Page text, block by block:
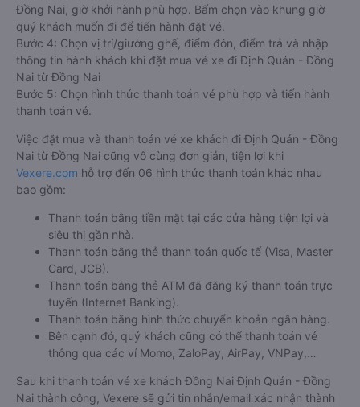
Đồng Nai, giờ khởi hành phù hợp. Bấm chọn vào khung giờ
quý khách muốn đi để tiến hành đặt vé.
Bước 4: Chọn vị trí/giường ghế, điểm đón, điểm trả và nhập
thông tin hành khách khi đặt mua vé xe đi Định Quán - Đồng
Nai từ Đồng Nai
Bước 5: Chọn hình thức thanh toán vé phù hợp và tiến hành
thanh toán vé.
Việc đặt mua và thanh toán vé xe khách đi Định Quán - Đồng
Nai từ Đồng Nai cũng vô cùng đơn giản, tiện lợi khi
Vexere.com hỗ trợ đến 06 hình thức thanh toán khác nhau
bao gồm:
Thanh toán bằng tiền mặt tại các cửa hàng tiện lợi và
siêu thị gần nhà.
Thanh toán bằng thẻ thanh toán quốc tế (Visa, Master
Card, JCB).
Thanh toán bằng thẻ ATM đã đăng ký thanh toán trực
tuyến (Internet Banking).
Thanh toán bằng hình thức chuyển khoản ngân hàng.
Bên cạnh đó, quý khách cũng có thể thanh toán vé
thông qua các ví Momo, ZaloPay, AirPay, VNPay,…
Sau khi thanh toán vé xe khách Đồng Nai Định Quán - Đồng
Nai thành công, Vexere sẽ gửi tin nhắn/email xác nhận thành